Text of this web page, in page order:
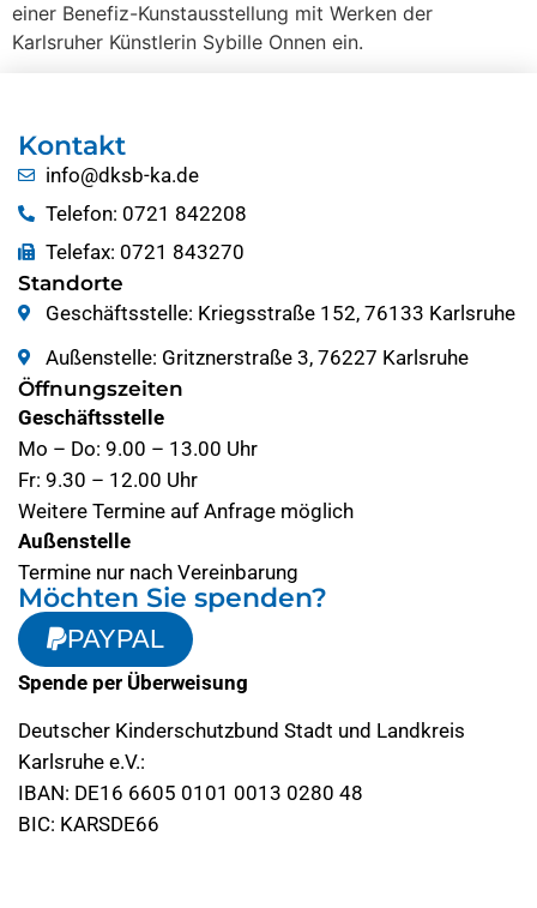
einer Benefiz-Kunstausstellung mit Werken der
Karlsruher Künstlerin Sybille Onnen ein.
Kontakt
info@dksb-ka.de
Telefon: 0721 842208
Telefax: 0721 843270
Standorte
Geschäftsstelle: Kriegsstraße 152, 76133 Karlsruhe
Außenstelle: Gritznerstraße 3, 76227 Karlsruhe
Öffnungszeiten
Geschäftsstelle
Mo – Do: 9.00 – 13.00 Uhr
Fr: 9.30 – 12.00 Uhr
Weitere Termine auf Anfrage möglich
Außenstelle
Termine nur nach Vereinbarung
Möchten Sie spenden?
PAYPAL
Spende per Überweisung
Deutscher Kinderschutzbund Stadt und Landkreis
Karlsruhe e.V.:
IBAN: DE16 6605 0101 0013 0280 48
BIC: KARSDE66